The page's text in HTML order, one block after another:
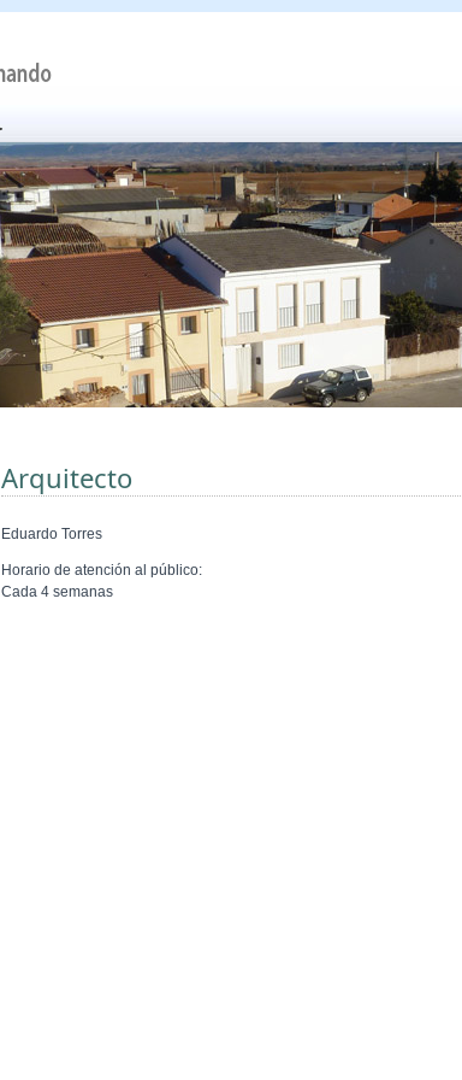
Arquitecto
Eduardo Torres
Horario de atención al público:
Cada 4 semanas